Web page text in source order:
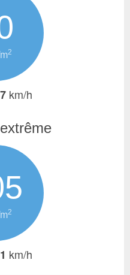
2
km/h
2
km/h